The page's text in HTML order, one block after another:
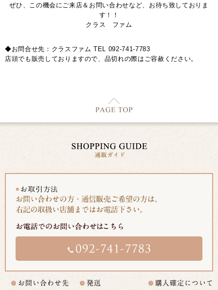
ぜひ、この機会にご来店＆お問い合わせなど、お待ち致しておりま
す！！
クラス ファム
◆お問合せ先：クラスファム TEL 092-741-7783
店頭でも販売しておりますので、品切れの際はご容赦ください。